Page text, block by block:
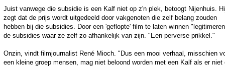
Juist vanwege die subsidie is een Kalf niet op z'n plek, betoogt Nijenhuis.
zegt dat de prijs wordt uitgedeeld door vakgenoten die zelf belang zouden
hebben bij die subsidies. Door een 'geflopte' film te laten winnen
de subsidies waar ze zelf zo afhankelijk van zijn. "Een perverse prikkel."
Onzin, vindt filmjournalist René Mioch. "Dus een mooi verhaal, misschien
een kleine groep mensen, mag niet beloond worden met een Kalf als er niet